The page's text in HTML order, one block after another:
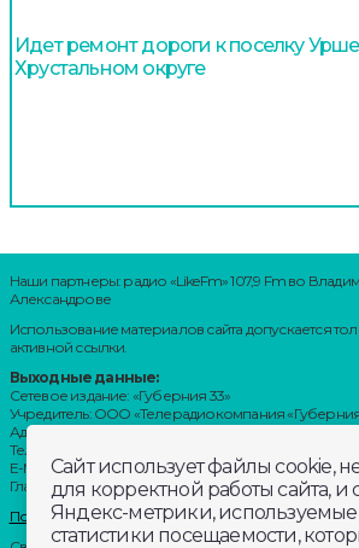
Идет ремонт дороги к поселку
Хрустальном округе
Наши партнеры: радио «LikeFm» 107,9 Fm во
Александрове
Использование материалов сайта допускается
активной ссылки.
Выходные данные:
Сетевое издание: «Губерния 33»
Учредитель: ООО «Телерадиокомпания
Адрес: Воронцовский переулок, д.4.г. Владимир,
Телефон: 8 (4922) 36-20-36.
E-Mail: news@trc33.ru
Главный редактор: Шилова Анастасия Олеговна.
Политика обработки Персональных данных
Сайт использует файлы cookie,
для корректной работы сайта, и
Яндекс-метрики, используемые
статистики посещаемости,